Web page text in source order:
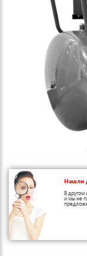
Нашли
В другом
и мы не